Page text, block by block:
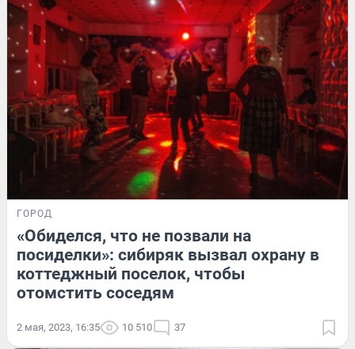
ГОРОД
«Обиделся, что не позвали на
посиделки»: сибиряк вызвал охрану в
коттеджный поселок, чтобы
отомстить соседям
2 мая, 2023, 16:35 10 510 37